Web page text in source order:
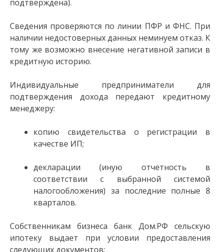
подтверждена).
Сведения проверяются по линии ПФР и ФНС. При
наличии недостоверных данных неминуем отказ. К
тому же возможно внесение негативной записи в
кредитную историю.
Индивидуальные предприниматели для
подтверждения дохода передают кредитному
менеджеру:
копию свидетельства о регистрации в
качестве ИП;
декларации (иную отчетность в
соответствии с выбранной системой
налогообложения) за последние полные 8
кварталов.
Собственникам бизнеса банк Дом.РФ сельскую
ипотеку выдает при условии предоставления
следующих документов: